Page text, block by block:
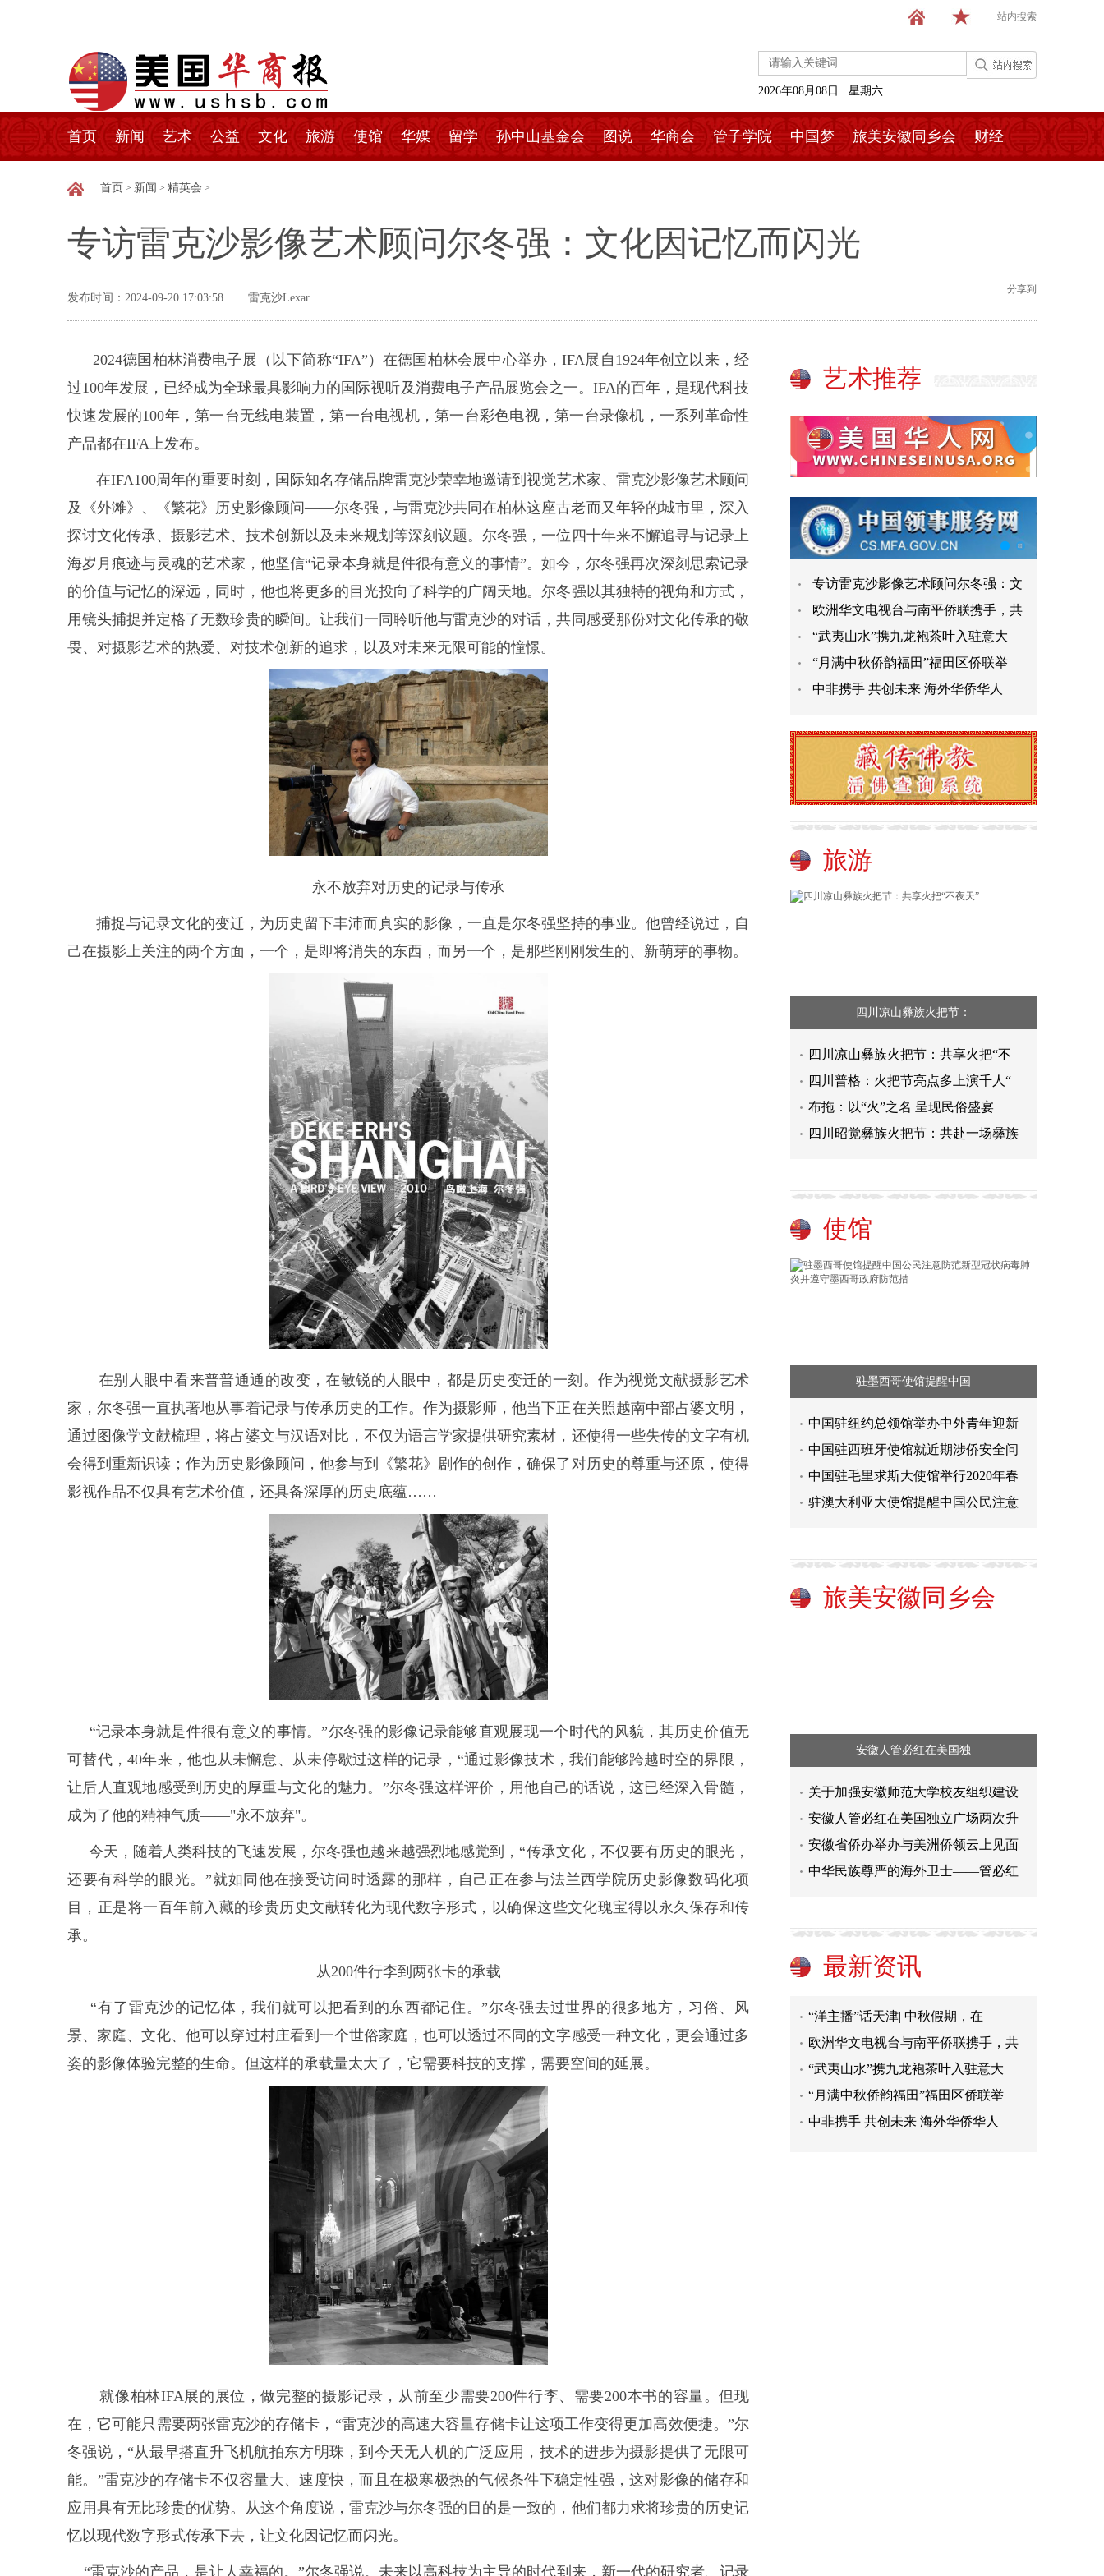
站内搜索
2026年08月08日 星期六
首页 新闻 艺术 公益 文化 旅游 使馆 华媒 留学 孙中山基金会 图说 华商会 管子学院 中国梦 旅美安徽同乡会 财经
首页 > 新闻 > 精英会 >
专访雷克沙影像艺术顾问尔冬强：文化因记忆而闪光
发布时间：2024-09-20 17:03:58 雷克沙Lexar
分享到
2024德国柏林消费电子展（以下简称“IFA”）在德国柏林会展中心举办，IFA展自1924年创立以来，经
过100年发展，已经成为全球最具影响力的国际视听及消费电子产品展览会之一。IFA的百年，是现代科技
快速发展的100年，第一台无线电装置，第一台电视机，第一台彩色电视，第一台录像机，一系列革命性
产品都在IFA上发布。
在IFA100周年的重要时刻，国际知名存储品牌雷克沙荣幸地邀请到视觉艺术家、雷克沙影像艺术顾问
及《外滩》、《繁花》历史影像顾问——尔冬强，与雷克沙共同在柏林这座古老而又年轻的城市里，深入
探讨文化传承、摄影艺术、技术创新以及未来规划等深刻议题。尔冬强，一位四十年来不懈追寻与记录上
海岁月痕迹与灵魂的艺术家，他坚信“记录本身就是件很有意义的事情”。如今，尔冬强再次深刻思索记录
的价值与记忆的深远，同时，他也将更多的目光投向了科学的广阔天地。尔冬强以其独特的视角和方式，
用镜头捕捉并定格了无数珍贵的瞬间。让我们一同聆听他与雷克沙的对话，共同感受那份对文化传承的敬
畏、对摄影艺术的热爱、对技术创新的追求，以及对未来无限可能的憧憬。
永不放弃对历史的记录与传承
捕捉与记录文化的变迁，为历史留下丰沛而真实的影像，一直是尔冬强坚持的事业。他曾经说过，自
己在摄影上关注的两个方面，一个，是即将消失的东西，而另一个，是那些刚刚发生的、新萌芽的事物。
在别人眼中看来普普通通的改变，在敏锐的人眼中，都是历史变迁的一刻。作为视觉文献摄影艺术
家，尔冬强一直执著地从事着记录与传承历史的工作。作为摄影师，他当下正在关照越南中部占婆文明，
通过图像学文献梳理，将占婆文与汉语对比，不仅为语言学家提供研究素材，还使得一些失传的文字有机
会得到重新识读；作为历史影像顾问，他参与到《繁花》剧作的创作，确保了对历史的尊重与还原，使得
影视作品不仅具有艺术价值，还具备深厚的历史底蕴……
“记录本身就是件很有意义的事情。”尔冬强的影像记录能够直观展现一个时代的风貌，其历史价值无
可替代，40年来，他也从未懈怠、从未停歇过这样的记录，“通过影像技术，我们能够跨越时空的界限，
让后人直观地感受到历史的厚重与文化的魅力。”尔冬强这样评价，用他自己的话说，这已经深入骨髓，
成为了他的精神气质——"永不放弃"。
今天，随着人类科技的飞速发展，尔冬强也越来越强烈地感觉到，“传承文化，不仅要有历史的眼光，
还要有科学的眼光。”就如同他在接受访问时透露的那样，自己正在参与法兰西学院历史影像数码化项
目，正是将一百年前入藏的珍贵历史文献转化为现代数字形式，以确保这些文化瑰宝得以永久保存和传
承。
从200件行李到两张卡的承载
“有了雷克沙的记忆体，我们就可以把看到的东西都记住。”尔冬强去过世界的很多地方，习俗、风
景、家庭、文化、他可以穿过村庄看到一个世俗家庭，也可以透过不同的文字感受一种文化，更会通过多
姿的影像体验完整的生命。但这样的承载量太大了，它需要科技的支撑，需要空间的延展。
就像柏林IFA展的展位，做完整的摄影记录，从前至少需要200件行李、需要200本书的容量。但现
在，它可能只需要两张雷克沙的存储卡，“雷克沙的高速大容量存储卡让这项工作变得更加高效便捷。”尔
冬强说，“从最早搭直升飞机航拍东方明珠，到今天无人机的广泛应用，技术的进步为摄影提供了无限可
能。”雷克沙的存储卡不仅容量大、速度快，而且在极寒极热的气候条件下稳定性强，这对影像的储存和
应用具有无比珍贵的优势。从这个角度说，雷克沙与尔冬强的目的是一致的，他们都力求将珍贵的历史记
忆以现代数字形式传承下去，让文化因记忆而闪光。
“雷克沙的产品，是让人幸福的。”尔冬强说。未来以高科技为主导的时代到来，新一代的研究者、记录
艺术推荐
专访雷克沙影像艺术顾问尔冬强：文
欧洲华文电视台与南平侨联携手，共
“武夷山水”携九龙袍茶叶入驻意大
“月满中秋侨韵福田”福田区侨联举
中非携手 共创未来 海外华侨华人
旅游
四川凉山彝族火把节：
四川凉山彝族火把节：共享火把“不
四川普格：火把节亮点多上演千人“
布拖：以“火”之名 呈现民俗盛宴
四川昭觉彝族火把节：共赴一场彝族
使馆
驻墨西哥使馆提醒中国
中国驻纽约总领馆举办中外青年迎新
中国驻西班牙使馆就近期涉侨安全问
中国驻毛里求斯大使馆举行2020年春
驻澳大利亚大使馆提醒中国公民注意
旅美安徽同乡会
安徽人管必红在美国独
关于加强安徽师范大学校友组织建设
安徽人管必红在美国独立广场两次升
安徽省侨办举办与美洲侨领云上见面
中华民族尊严的海外卫士——管必红
最新资讯
“洋主播”话天津|和中国500强企业
欧洲华文电视台与南平侨联携手，共
“武夷山水”携九龙袍茶叶入驻意大
“月满中秋侨韵福田”福田区侨联举
中非携手 共创未来 海外华侨华人
“换”出消费新动能 武侯区汽车以